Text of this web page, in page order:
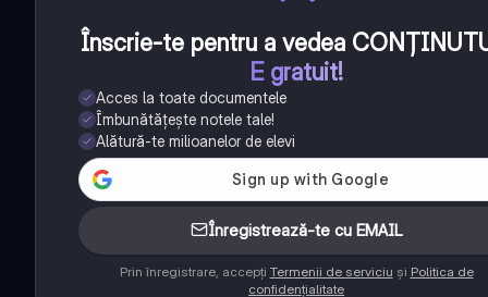
Înscrie-te pentru a vedea
E gratuit!
Acces la toate documentele
Îmbunătățește notele tale!
Alătură-te milioanelor de elevi
Înregistrează-te cu EMAIL
Prin înregistrare, accepți Termenii de serviciu și Politica de
confidențialitate